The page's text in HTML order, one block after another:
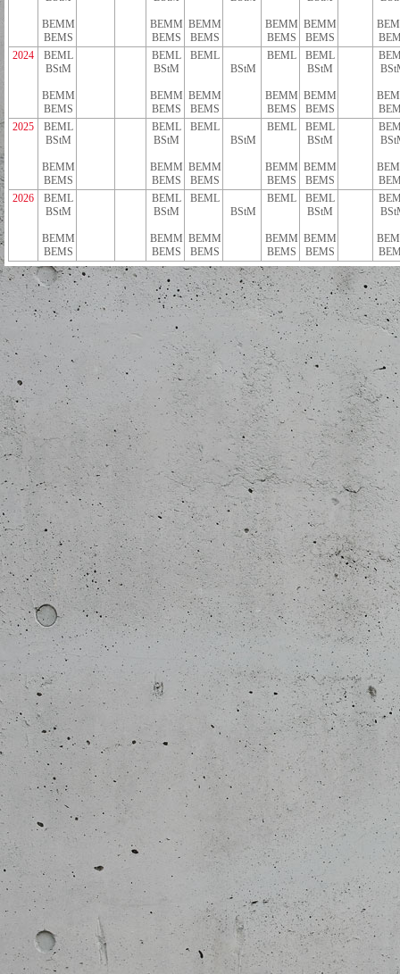
BEMM
BEMS
BEMM
BEMS
BEMM
BEMS
BEMM
BEMS
BEMM
BEMS
2024
BEML
BStM
BEMM
BEMS
BEML
BStM
BEMM
BEMS
BEML
BEMM
BEMS
BStM
BEML
BEMM
BEMS
BEML
BStM
BEMM
BEMS
2025
BEML
BStM
BEMM
BEMS
BEML
BStM
BEMM
BEMS
BEML
BEMM
BEMS
BStM
BEML
BEMM
BEMS
BEML
BStM
BEMM
BEMS
2026
BEML
BStM
BEMM
BEMS
BEML
BStM
BEMM
BEMS
BEML
BEMM
BEMS
BStM
BEML
BEMM
BEMS
BEML
BStM
BEMM
BEMS